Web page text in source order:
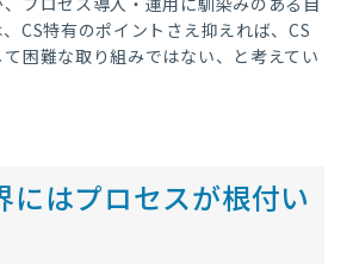
CS特有のポイントさえ抑えれば、CS
困難な取り組みではない、と考えてい
にはプロセスが根付い